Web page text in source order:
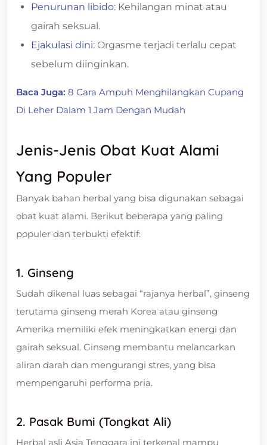
Penurunan libido: Kehilangan minat atau
gairah seksual.
Ejakulasi dini: Orgasme terjadi terlalu cepat
sebelum diinginkan.
Baca Juga: 8 Cara Ampuh Menghilangkan Cupang
Di Leher Dalam 1 Jam Dengan Mudah
Jenis-Jenis Obat Kuat Alami
Yang Populer
Banyak bahan herbal yang bisa digunakan sebagai
obat kuat alami. Berikut beberapa yang paling
populer dan terbukti efektif:
1. Ginseng
Sudah dikenal luas sebagai “rajanya herbal”, ginseng
terutama ginseng merah Korea atau ginseng
Amerika memiliki efek meningkatkan energi dan
gairah seksual. Ginseng membantu melancarkan
aliran darah dan mengurangi stres, yang bisa
mempengaruhi performa pria.
2. Pasak Bumi (Tongkat Ali)
Herbal asli Asia Tenggara ini terkenal mampu